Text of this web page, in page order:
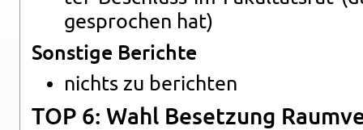
ge­spro­chen hat)
Sons­ti­ge Be­rich­te
nichts zu be­rich­ten
TOP 6: Wahl Be­set­zung